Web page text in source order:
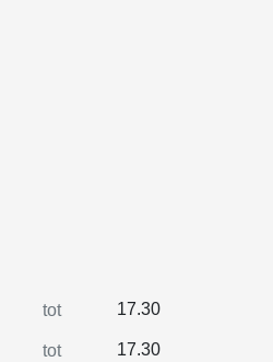
tot 17.30
tot 17.30